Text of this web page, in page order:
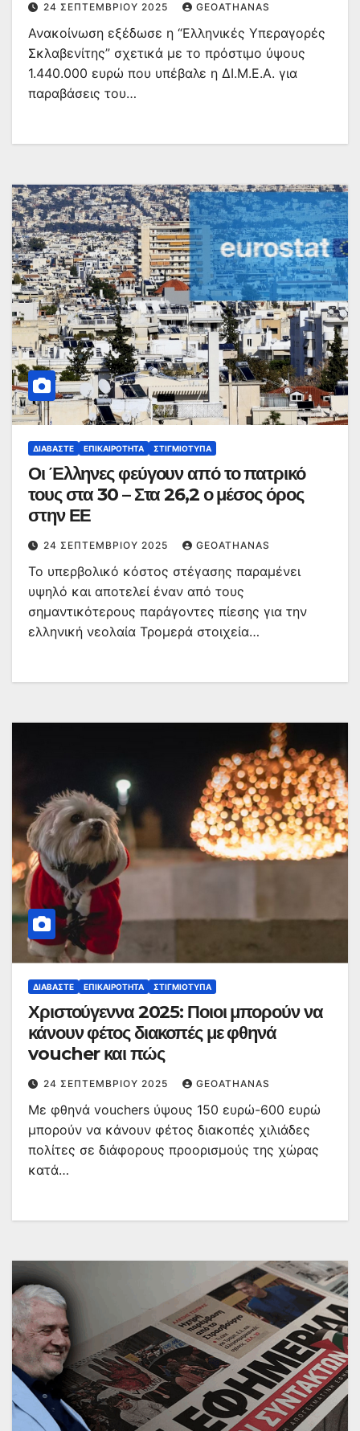
24 ΣΕΠΤΕΜΒΡΊΟΥ 2025 GEOATHANAS
Ανακοίνωση εξέδωσε η “Ελληνικές Υπεραγορές
Σκλαβενίτης” σχετικά με το πρόστιμο ύψους
1.440.000 ευρώ που υπέβαλε η ΔΙ.Μ.Ε.Α. για
παραβάσεις του…
ΔΙΑΒΆΣΤΕ ΕΠΙΚΑΙΡΌΤΗΤΑ ΣΤΙΓΜΙΌΤΥΠΑ
Οι Έλληνες φεύγουν από το πατρικό
τους στα 30 – Στα 26,2 ο μέσος όρος
στην ΕΕ
24 ΣΕΠΤΕΜΒΡΊΟΥ 2025 GEOATHANAS
Το υπερβολικό κόστος στέγασης παραμένει
υψηλό και αποτελεί έναν από τους
σημαντικότερους παράγοντες πίεσης για την
ελληνική νεολαία Τρομερά στοιχεία…
ΔΙΑΒΆΣΤΕ ΕΠΙΚΑΙΡΌΤΗΤΑ ΣΤΙΓΜΙΌΤΥΠΑ
Χριστούγεννα 2025: Ποιοι μπορούν να
κάνουν φέτος διακοπές με φθηνά
voucher και πώς
24 ΣΕΠΤΕΜΒΡΊΟΥ 2025 GEOATHANAS
Με φθηνά vouchers ύψους 150 ευρώ-600 ευρώ
μπορούν να κάνουν φέτος διακοπές χιλιάδες
πολίτες σε διάφορους προορισμούς της χώρας
κατά…